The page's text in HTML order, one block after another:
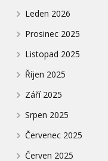
Leden 2026
Prosinec 2025
Listopad 2025
Říjen 2025
Září 2025
Srpen 2025
Červenec 2025
Červen 2025